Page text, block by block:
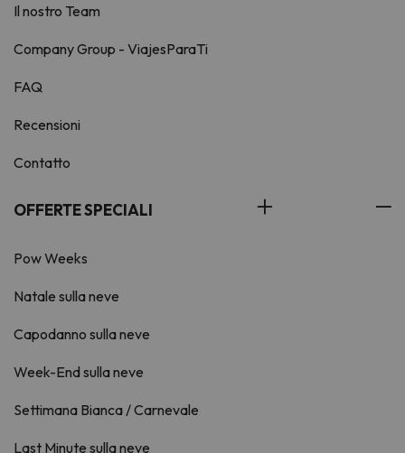
Il nostro Team
Company Group - ViajesParaTi
FAQ
Recensioni
Contatto
OFFERTE SPECIALI
Pow Weeks
Natale sulla neve
Capodanno sulla neve
Week-End sulla neve
Settimana Bianca / Carnevale
Last Minute sulla neve